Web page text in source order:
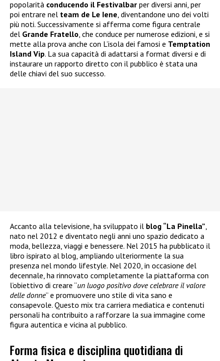
popolarità conducendo il Festivalbar per diversi anni, per
poi entrare nel team de Le Iene, diventandone uno dei volti
più noti. Successivamente si afferma come figura centrale
del Grande Fratello, che conduce per numerose edizioni, e si
mette alla prova anche con L’isola dei famosi e Temptation
Island Vip. La sua capacità di adattarsi a format diversi e di
instaurare un rapporto diretto con il pubblico è stata una
delle chiavi del suo successo.
Accanto alla televisione, ha sviluppato il blog “La Pinella”,
nato nel 2012 e diventato negli anni uno spazio dedicato a
moda, bellezza, viaggi e benessere. Nel 2015 ha pubblicato il
libro ispirato al blog, ampliando ulteriormente la sua
presenza nel mondo lifestyle. Nel 2020, in occasione del
decennale, ha rinnovato completamente la piattaforma con
l’obiettivo di creare “un luogo positivo dove celebrare il valore
delle donne” e promuovere uno stile di vita sano e
consapevole. Questo mix tra carriera mediatica e contenuti
personali ha contribuito a rafforzare la sua immagine come
figura autentica e vicina al pubblico.
Forma fisica e disciplina quotidiana di